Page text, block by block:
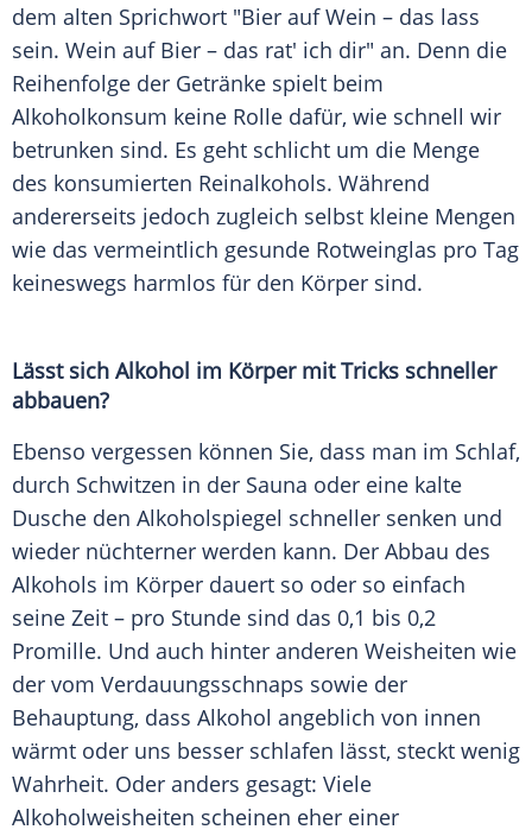
dem alten Sprichwort "Bier auf Wein – das lass
sein. Wein auf Bier – das rat' ich dir" an. Denn die
Reihenfolge der Getränke spielt beim
Alkoholkonsum keine Rolle dafür, wie schnell wir
betrunken sind. Es geht schlicht um die Menge
des konsumierten Reinalkohols. Während
andererseits jedoch zugleich selbst kleine Mengen
wie das vermeintlich gesunde Rotweinglas pro Tag
keineswegs harmlos für den Körper sind.
Lässt sich Alkohol im Körper mit Tricks schneller
abbauen?
Ebenso vergessen können Sie, dass man im Schlaf,
durch Schwitzen in der Sauna oder eine kalte
Dusche den Alkoholspiegel schneller senken und
wieder nüchterner werden kann. Der Abbau des
Alkohols im Körper dauert so oder so einfach
seine Zeit – pro Stunde sind das 0,1 bis 0,2
Promille. Und auch hinter anderen Weisheiten wie
der vom Verdauungsschnaps sowie der
Behauptung, dass Alkohol angeblich von innen
wärmt oder uns besser schlafen lässt, steckt wenig
Wahrheit. Oder anders gesagt: Viele
Alkoholweisheiten scheinen eher einer